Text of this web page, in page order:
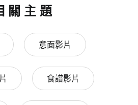
關主題
意面影片
食譜影片